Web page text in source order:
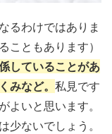
るわけではありま
こともあります）
していることがあ
みなど。 私見です
よいと思います。
少ないでしょう。